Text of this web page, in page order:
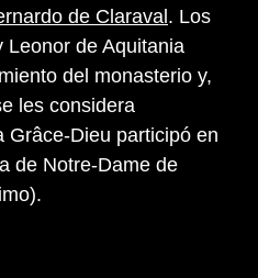
de Claraval . Los
Leonor de Aquitania
del monasterio y,
les considera
Grâce-Dieu participó en
de Notre-Dame de